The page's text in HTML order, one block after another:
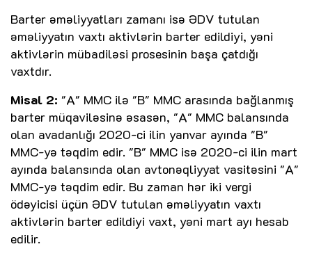
Barter əməliyyatları zamanı isə ƏDV tutulan
əməliyyatın vaxtı aktivlərin barter edildiyi, yəni
aktivlərin mübadiləsi prosesinin başa çatdığı
vaxtdır.
Misal 2: "A" MMC ilə "B" MMC arasında bağlanmış
barter müqaviləsinə əsasən, "A" MMC balansında
olan avadanlığı 2020-ci ilin yanvar ayında "B"
MMC-yə təqdim edir. "B" MMC isə 2020-ci ilin mart
ayında balansında olan avtonəqliyyat vasitəsini "A"
MMC-yə təqdim edir. Bu zaman hər iki vergi
ödəyicisi üçün ƏDV tutulan əməliyyatın vaxtı
aktivlərin barter edildiyi vaxt, yəni mart ayı hesab
edilir.